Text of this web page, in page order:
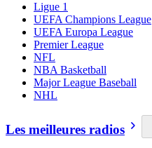
Ligue 1
UEFA Champions League
UEFA Europa League
Premier League
NFL
NBA Basketball
Major League Baseball
NHL
Les meilleures radios